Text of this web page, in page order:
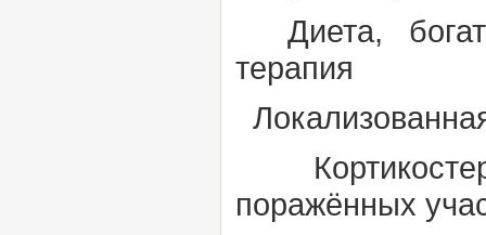
Диета,
терапия
поражённых